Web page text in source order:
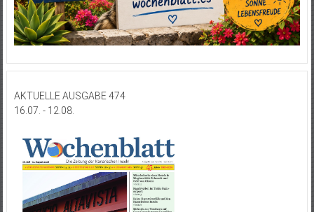
AKTUELLE AUSGABE 474
16.07. - 12.08.